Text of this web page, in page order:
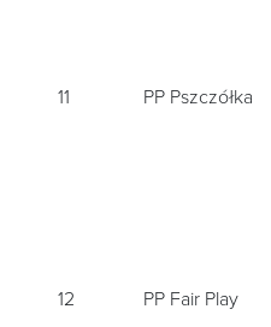
11 PP Pszczółka
12 PP Fair Play